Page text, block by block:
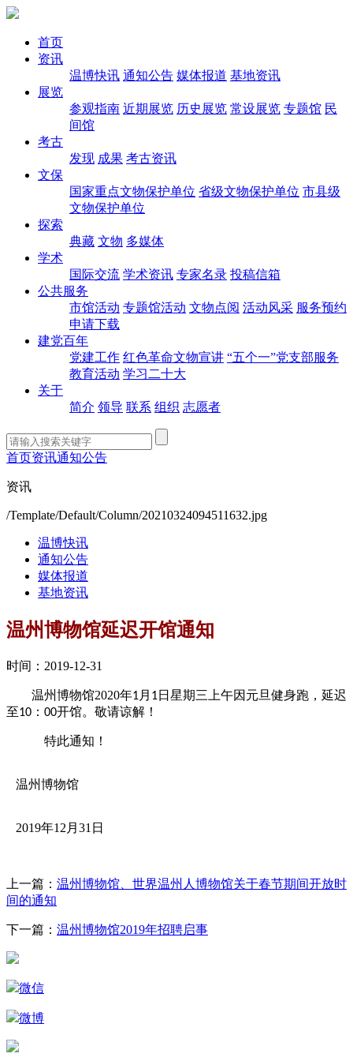
首页
资讯
温博快讯 通知公告 媒体报道 基地资讯
展览
参观指南 近期展览 历史展览 常设展览 专题馆 民
间馆
考古
发现 成果 考古资讯
文保
国家重点文物保护单位 省级文物保护单位 市县级
文物保护单位
探索
典藏 文物 多媒体
学术
国际交流 学术资讯 专家名录 投稿信箱
公共服务
市馆活动 专题馆活动 文物点阅 活动风采 服务预约
申请下载
建党百年
党建工作 红色革命文物宣讲 “五个一”党支部服务
教育活动 学习二十大
关于
简介 领导 联系 组织 志愿者
首页资讯通知公告
资讯
/Template/Default/Column/20210324094511632.jpg
温博快讯
通知公告
媒体报道
基地资讯
温州博物馆延迟开馆通知
时间：2019-12-31
温州博物馆2020年1月 1日星期三上午因元旦健身跑，延迟
至10 ： 00开馆。敬请谅解！
特此通知！
温州博物馆
2019年12月31日
上一篇： 温州博物馆、世界温州人博物馆关于春节期间开放时
间的通知
下一篇： 温州博物馆2019年招聘启事
微信
微博